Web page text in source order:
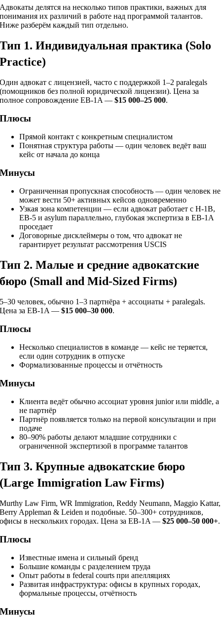
Адвокаты делятся на несколько типов практики, важных для
понимания их различий в работе над программой талантов.
Ниже разберём каждый тип отдельно.
Тип 1. Индивидуальная практика (Solo
Practice)
Один адвокат с лицензией, часто с поддержкой 1–2 paralegals
(помощников без полной юридической лицензии). Цена за
полное сопровождение EB-1A —$15 000–25 000.
Плюсы
Прямой контакт с конкретным специалистом
Понятная структура работы — один человек ведёт ваш
кейс от начала до конца
Минусы
Ограниченная пропускная способность — один человек не
может вести 50+ активных кейсов одновременно
Узкая зона компетенции — если адвокат работает с H-1B,
EB-5 и asylum параллельно, глубокая экспертиза в EB-1A
проседает
Договорные дисклеймеры о том, что адвокат не
гарантирует результат рассмотрения USCIS
Тип 2. Малые и средние адвокатские
бюро (Small and Mid-Sized Firms)
5–30 человек, обычно 1–3 партнёра + ассоциаты + paralegals.
Цена за EB-1A —$15 000–30 000.
Плюсы
Несколько специалистов в команде — кейс не теряется,
если один сотрудник в отпуске
Формализованные процессы и отчётность
Минусы
Клиента ведёт обычно ассоциат уровня junior или middle, а
не партнёр
Партнёр появляется только на первой консультации и при
подаче
80–90% работы делают младшие сотрудники с
ограниченной экспертизой в программе талантов
Тип 3. Крупные адвокатские бюро
(Large Immigration Law Firms)
Murthy Law Firm, WR Immigration, Reddy Neumann, Maggio Kattar,
Berry Appleman & Leiden и подобные. 50–300+ сотрудников,
офисы в нескольких городах. Цена за EB-1A —$25 000–50 000+.
Плюсы
Известные имена и сильный бренд
Большие команды с разделением труда
Опыт работы в federal courts при апелляциях
Развитая инфраструктура: офисы в крупных городах,
формальные процессы, отчётность
Минусы